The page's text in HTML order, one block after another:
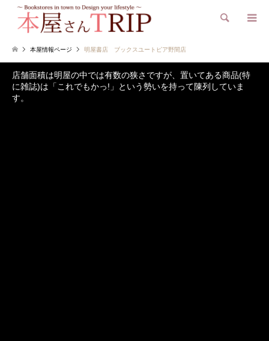
検索
本屋情報ページ 明屋書店 ブックスユートピア野間店
店舗面積は明屋の中では有数の狭さですが、置いてある商品(特
に雑誌)は「これでもかっ!」という勢いを持って陳列していま
す。